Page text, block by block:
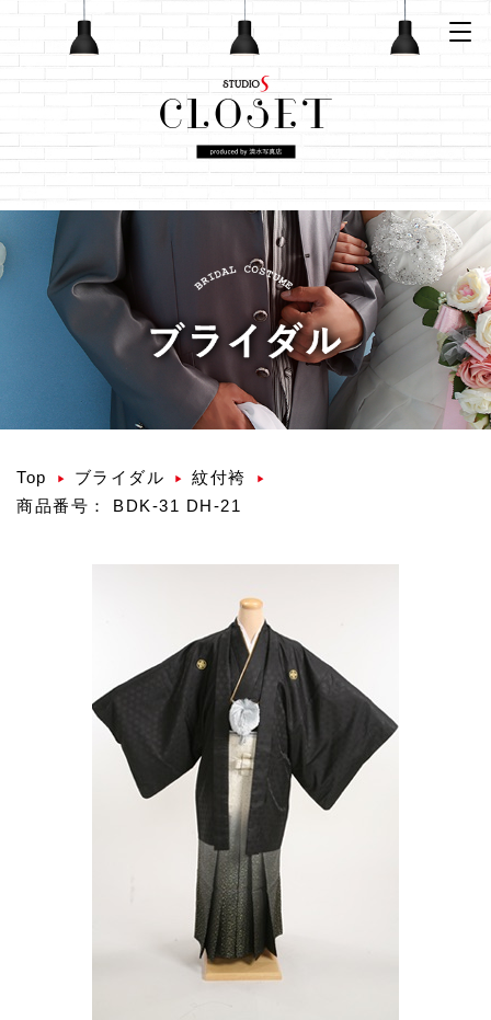
Top ブライダル
紋付袴
商品番号： BDK-31 DH-21